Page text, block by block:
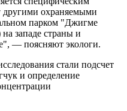
другими охраняемыми
парком "Джигме
западе страны и
— поясняют экологи.
стали подсчет
и определение